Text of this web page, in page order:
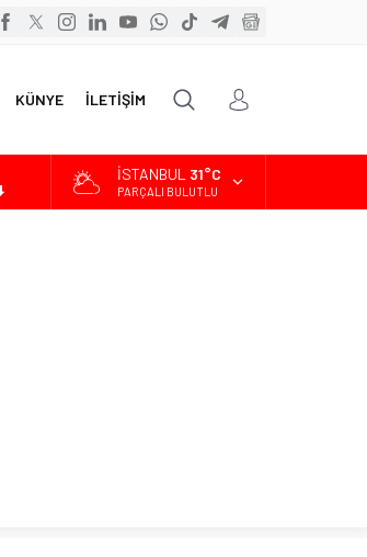
KÜNYE İLETİŞİM
İSTANBUL 31°C
PARÇALI BULUTLU